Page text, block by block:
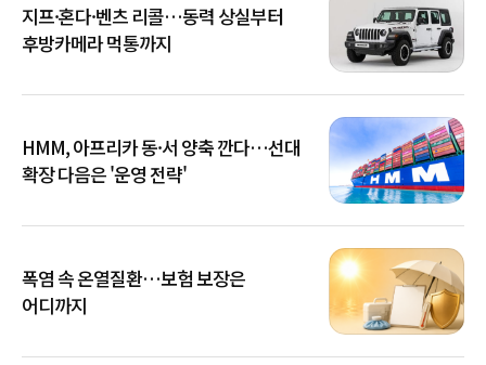
지프·혼다·벤츠 리콜…동력 상실부터
후방카메라 먹통까지
HMM, 아프리카 동·서 양축 깐다…선대
확장 다음은 '운영 전략'
폭염 속 온열질환…보험 보장은
어디까지